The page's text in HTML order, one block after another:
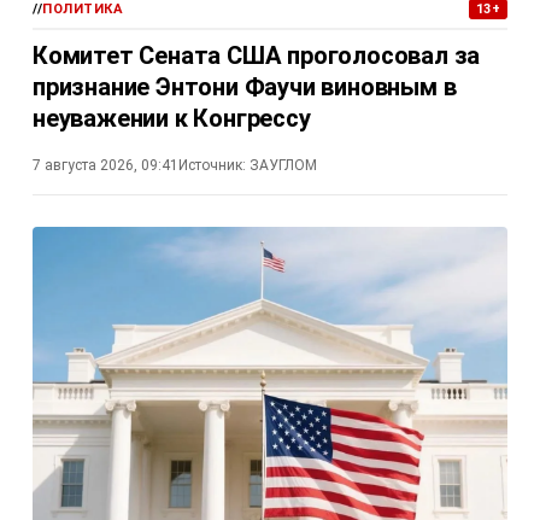
//ПОЛИТИКА 13+
Комитет Сената США проголосовал за
признание Энтони Фаучи виновным в
неуважении к Конгрессу
7 августа 2026, 09:41 Источник: ЗАУГЛОМ